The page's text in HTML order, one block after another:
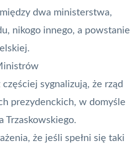
dwa ministerstwa,
nikogo innego, a powstanie
sygnalizują, że rząd
prezydenckich, w domyśle
Trzaskowskiego.
że jeśli spełni się taki